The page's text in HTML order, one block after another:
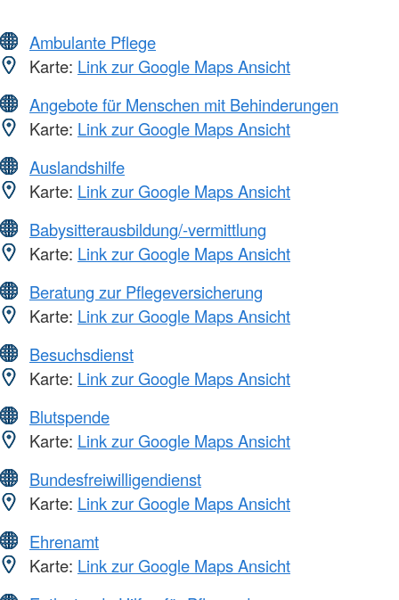
Ambulante Pflege
Karte: Link zur Google Maps Ansicht
Angebote für Menschen mit Behinderungen
Karte: Link zur Google Maps Ansicht
Auslandshilfe
Karte: Link zur Google Maps Ansicht
Babysitterausbildung/-vermittlung
Karte: Link zur Google Maps Ansicht
Beratung zur Pflegeversicherung
Karte: Link zur Google Maps Ansicht
Besuchsdienst
Karte: Link zur Google Maps Ansicht
Blutspende
Karte: Link zur Google Maps Ansicht
Bundesfreiwilligendienst
Karte: Link zur Google Maps Ansicht
Ehrenamt
Karte: Link zur Google Maps Ansicht